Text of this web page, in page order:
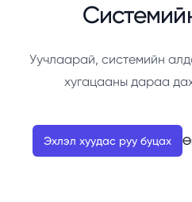
Уучлаарай, системийн
хугацааны дараа
Эхлэл хуудас руу буцах